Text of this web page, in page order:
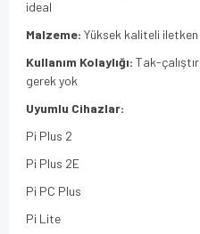
ideal
Malzeme: Yüksek kaliteli iletken
Kullanım Kolaylığı: Tak-
gerek yok
Uyumlu Cihazlar:
Pi Plus 2
Pi Plus 2E
Pi PC Plus
Pi Lite